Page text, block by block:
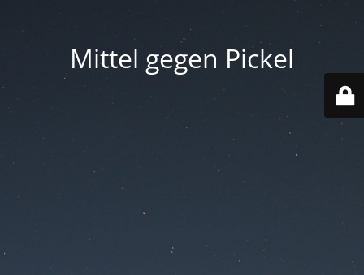
Mittel gegen Pickel